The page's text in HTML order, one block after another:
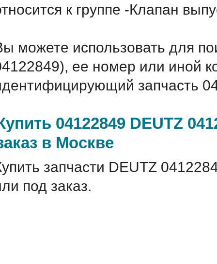
к группе -Клапан
можете использовать для
ее номер или иной
запчасть
04122849 DEUTZ
в Москве
запчасти DEUTZ
под заказ.